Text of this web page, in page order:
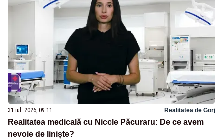
31 iul. 2026, 09:11 Realitatea de Gorj
Realitatea medicală cu Nicole Păcuraru: De ce avem
nevoie de liniște?